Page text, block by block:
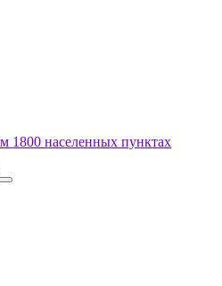
1800 населенных пунктах